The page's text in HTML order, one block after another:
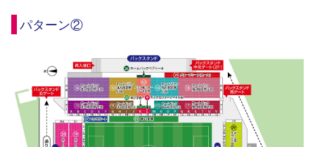
パターン②